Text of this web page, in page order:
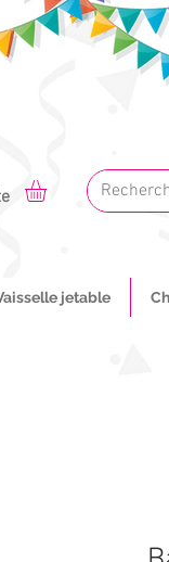
jetable